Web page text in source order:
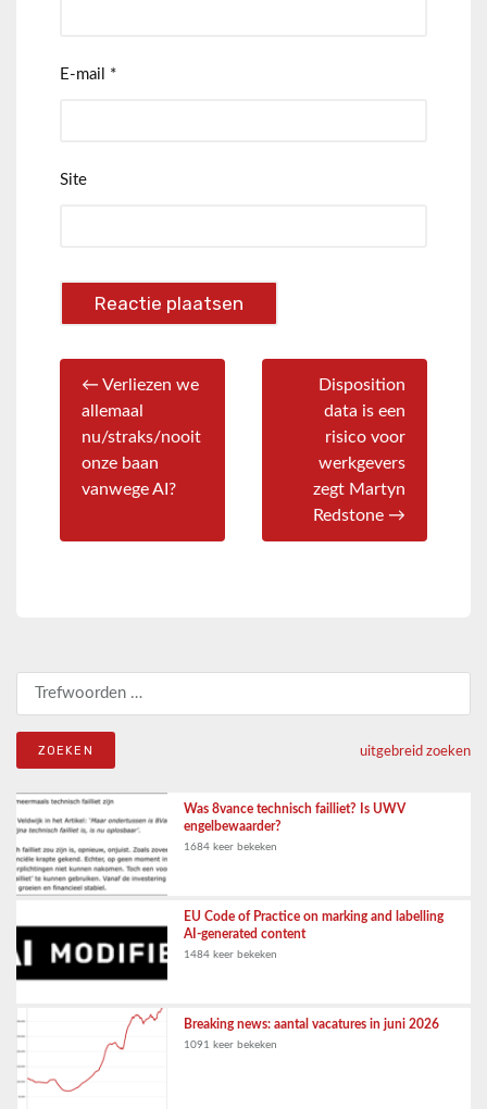
E-mail *
Site
← Verliezen we
allemaal
nu/straks/nooit
onze baan
vanwege AI?
Disposition
data is een
risico voor
werkgevers
zegt Martyn
Redstone →
Zoeken naar:
uitgebreid zoeken
Was 8vance technisch failliet? Is UWV
engelbewaarder?
1684 keer bekeken
EU Code of Practice on marking and labelling
AI-generated content
1484 keer bekeken
Breaking news: aantal vacatures in juni 2026
1091 keer bekeken